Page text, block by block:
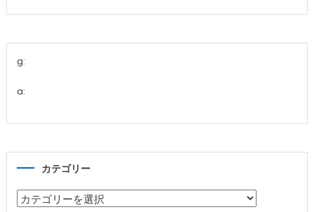
g:
a:
カテゴリー
カ